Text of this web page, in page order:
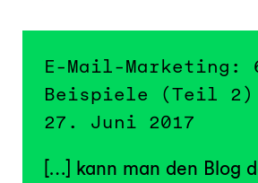
E-Mail-Marketing:
Beispiele (Teil 2)
27. Juni 2017
[…] kann man den Blog